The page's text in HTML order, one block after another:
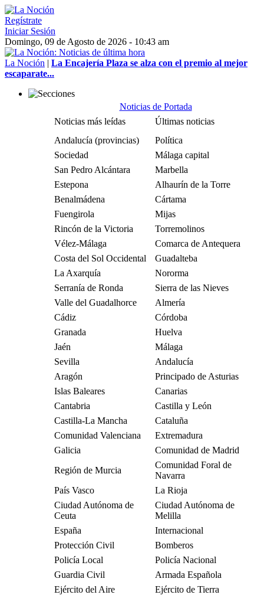
Regístrate
Iniciar Sesión
Domingo, 09 de Agosto de 2026 - 10:43 am
La Noción | La Encajería Plaza se alza con el premio al mejor
escaparate...
Noticias de Portada
Noticias más leídas
Últimas noticias
Andalucía (provincias)
Política
Sociedad
Málaga capital
San Pedro Alcántara
Marbella
Estepona
Alhaurín de la Torre
Benalmádena
Cártama
Fuengirola
Mijas
Rincón de la Victoria
Torremolinos
Vélez-Málaga
Comarca de Antequera
Costa del Sol Occidental
Guadalteba
La Axarquía
Nororma
Serranía de Ronda
Sierra de las Nieves
Valle del Guadalhorce
Almería
Cádiz
Córdoba
Granada
Huelva
Jaén
Málaga
Sevilla
Andalucía
Aragón
Principado de Asturias
Islas Baleares
Canarias
Cantabria
Castilla y León
Castilla-La Mancha
Cataluña
Comunidad Valenciana
Extremadura
Galicia
Comunidad de Madrid
Región de Murcia
Comunidad Foral de
Navarra
País Vasco
La Rioja
Ciudad Autónoma de
Ceuta
Ciudad Autónoma de
Melilla
España
Internacional
Protección Civil
Bomberos
Policía Local
Policía Nacional
Guardia Civil
Armada Española
Ejército del Aire
Ejército de Tierra